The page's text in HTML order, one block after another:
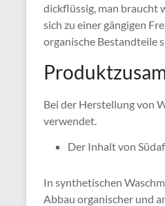
dickflüssig, man braucht
sich zu einer gängigen
organische Bestandteile
Bei der Herstellung von
verwendet.
Der Inhalt von
In synthetischen
Abbau organischer und